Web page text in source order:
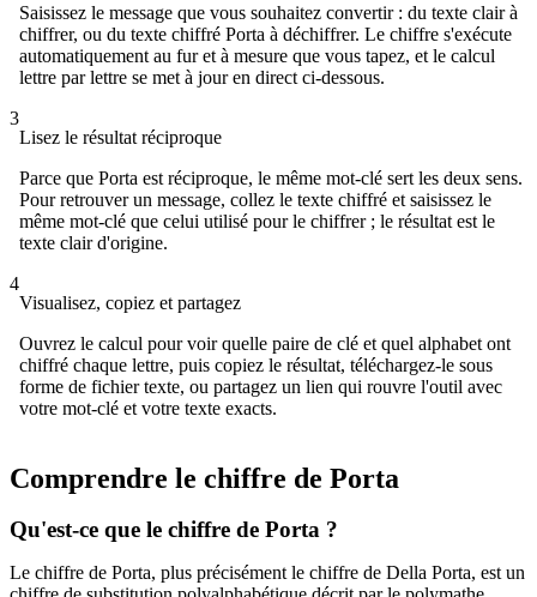
Saisissez le message que vous souhaitez convertir : du texte clair à
chiffrer, ou du texte chiffré Porta à déchiffrer. Le chiffre s'exécute
automatiquement au fur et à mesure que vous tapez, et le calcul
lettre par lettre se met à jour en direct ci-dessous.
3
Lisez le résultat réciproque
Parce que Porta est réciproque, le même mot-clé sert les deux sens.
Pour retrouver un message, collez le texte chiffré et saisissez le
même mot-clé que celui utilisé pour le chiffrer ; le résultat est le
texte clair d'origine.
4
Visualisez, copiez et partagez
Ouvrez le calcul pour voir quelle paire de clé et quel alphabet ont
chiffré chaque lettre, puis copiez le résultat, téléchargez-le sous
forme de fichier texte, ou partagez un lien qui rouvre l'outil avec
votre mot-clé et votre texte exacts.
Comprendre le chiffre de Porta
Qu'est-ce que le chiffre de Porta ?
Le chiffre de Porta, plus précisément le chiffre de Della Porta, est un